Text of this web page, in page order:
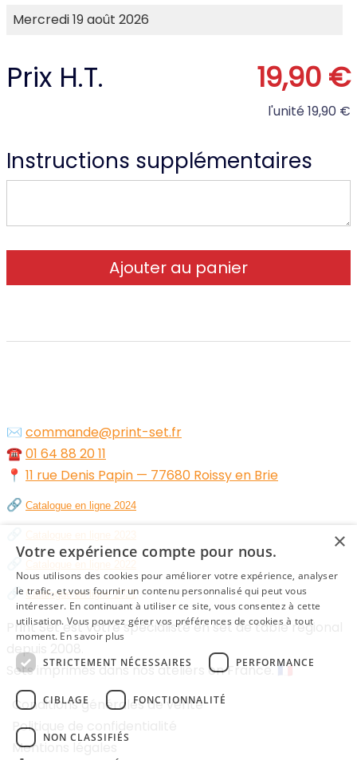
Prix H.T. 19,90 €
l'unité19,90 €
Instructions supplémentaires
✉️ commande@print-set.fr
☎️01 64 88 20 11
📍 11 rue Denis Papin — 77680 Roissy en Brie
🔗 Catalogue en ligne 2024
🔗 Catalogue en ligne 2021
Print Set est votre spécialiste en set de table régional
depuis 2008.
Sets imprimés dans nos ateliers en France. 🇫🇷
Conditions générales de vente
Politique de confidentialité
Mentions légales
×
Votre expérience compte pour nous.
Nous utilisons des cookies pour améliorer votre expérience, analyser
le trafic, et vous fournir un contenu personnalisé qui peut vous
intéresser. En continuant à utiliser ce site, vous consentez à cette
utilisation. Vous pouvez gérer vos préférences de cookies à tout
moment. En savoir plus
STRICTEMENT NÉCESSAIRES
PERFORMANCE
CIBLAGE FONCTIONNALITÉ
NON CLASSIFIÉS